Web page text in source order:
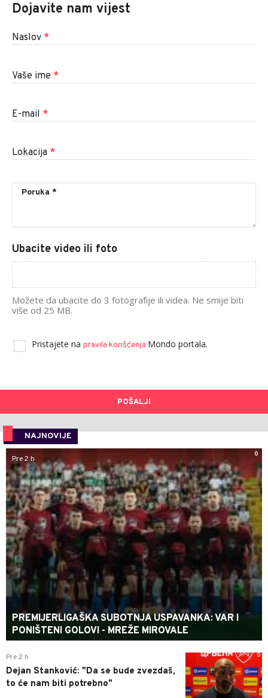
Dojavite nam vijest
Naslov *
Vaše ime *
E-mail *
Lokacija *
Ubacite video ili foto
Možete da ubacite do 3 fotografije ili videa. Ne smije biti
više od 25 MB.
Pristajete na pravila korišćenja Mondo portala.
POŠALJI
NAJNOVIJE
0
Pre 2 h
PREMIJERLIGAŠKA SUBOTNJA USPAVANKA: VAR I
PONIŠTENI GOLOVI - MREŽE MIROVALE
0
Pre 2 h
Dejan Stanković: "Da se bude zvezdaš,
to će nam biti potrebno"